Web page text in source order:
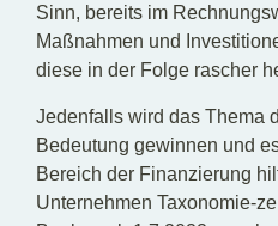
Sinn, bereits im
Maßnahmen und
diese in der Folge rascher
Jedenfalls wird das Thema
Bedeutung gewinnen und
Bereich der Finanzierung
Unternehmen Taxonomie-